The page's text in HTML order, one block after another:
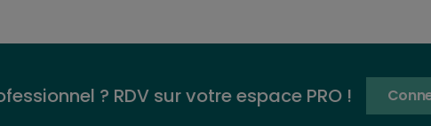
? RDV sur votre espace PRO !